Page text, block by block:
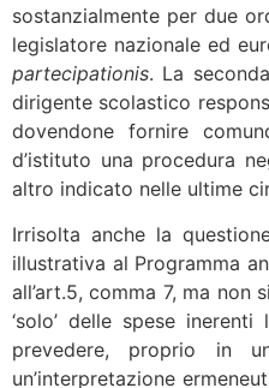
sostanzialmente per due
legislatore nazionale ed
partecipationis. La
dirigente scolastico
dovendone fornire
d’istituto una procedura
altro indicato nelle ultime
Irrisolta anche la
illustrativa al Programma
all’art.5, comma 7, ma
‘solo’ delle spese inerenti
prevedere, proprio in
un’interpretazione